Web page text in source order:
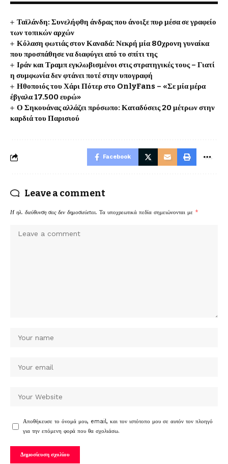
Ταϊλάνδη: Συνελήφθη άνδρας που άνοιξε πυρ μέσα σε γραφείο
των τοπικών αρχών
Κόλαση φωτιάς στον Καναδά: Νεκρή μία 80χρονη γυναίκα
που προσπάθησε να διαφύγει από το σπίτι της
Ιράν και Τραμπ εγκλωβισμένοι στις στρατηγικές τους – Γιατί
η συμφωνία δεν φτάνει ποτέ στην υπογραφή
Ηθοποιός του Χάρι Πότερ στο OnlyFans – «Σε μία μέρα
έβγαλα 17.500 ευρώ»
Ο Σηκουάνας αλλάζει πρόσωπο: Καταδύσεις 20 μέτρων στην
καρδιά του Παρισιού
Facebook
Leave a comment
Η ηλ. διεύθυνση σας δεν δημοσιεύεται. Τα υποχρεωτικά πεδία σημειώνονται με *
Αποθήκευσε το όνομά μου, email, και τον ιστότοπο μου σε αυτόν τον πλοηγό
για την επόμενη φορά που θα σχολιάσω.